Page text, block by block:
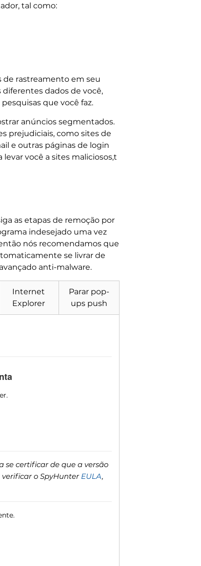
tal como:
rastreamento em seu
dados de você,
que você faz.
anúncios segmentados.
prejudiciais, como sites de
e outras páginas de login
você a sites maliciosos,t
as etapas de remoção por
indesejado uma vez
nós recomendamos que
se livrar de
anti-malware.
Internet
Explorer
Parar pop-
ups push
se certificar de que a versão
o SpyHunter EULA,